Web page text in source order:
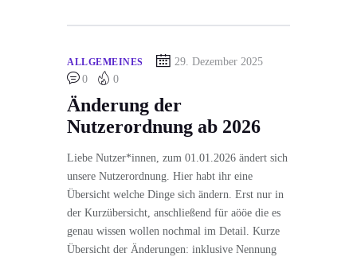
ALLGEMEINES
29. Dezember 2025
0
0
Änderung der
Nutzerordnung ab 2026
Liebe Nutzer*innen, zum 01.01.2026 ändert sich
unsere Nutzerordnung. Hier habt ihr eine
Übersicht welche Dinge sich ändern. Erst nur in
der Kurzübersicht, anschließend für aööe die es
genau wissen wollen nochmal im Detail. Kurze
Übersicht der Änderungen: inklusive Nennung